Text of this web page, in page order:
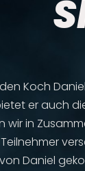
Koch
er auch
wir in
Daniel